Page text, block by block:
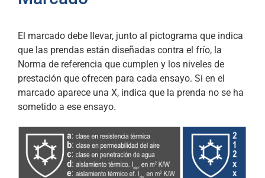
El marcado debe llevar, junto al pictograma que indica
que las prendas están diseñadas contra el frío, la
Norma de referencia que cumplen y los niveles de
prestación que ofrecen para cada ensayo. Si en el
marcado aparece una X, indica que la prenda no se ha
sometido a ese ensayo.